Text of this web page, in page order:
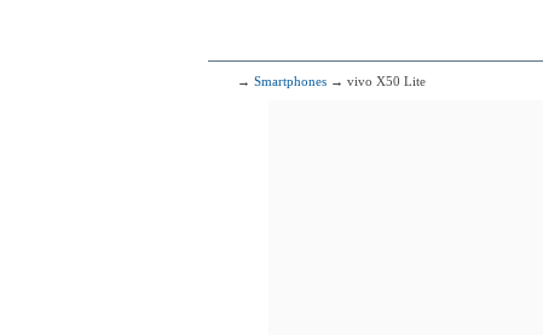
→ Smartphones → vivo X50 Lite